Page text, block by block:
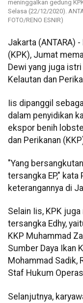
meninggalkan gedung
Selasa (22/12/2020).
FOTO/RENO ESNIR)
Jakarta (ANTARA)
(KPK), Jumat
Dewi yang juga
Kelautan dan
Iis dipanggil
dalam penyidikan
ekspor benih
dan Perikanan
"Yang
tersangka EP,"
keterangannya di
Selain Iis, KPK
tersangka Edhy,
KKP Muhammad
Sumber Daya Ikan
Mohammad Sadik,
Staf Hukum
Selanjutnya,